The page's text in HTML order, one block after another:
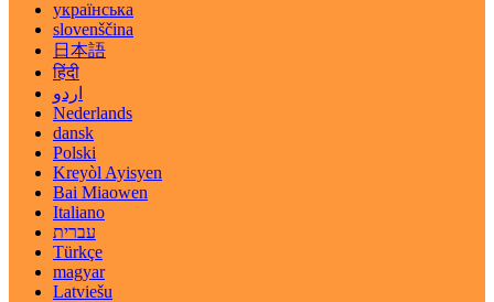
українська
slovenščina
日本語
हिंदी
اردو
Nederlands
dansk
Polski
Kreyòl Ayisyen
Bai Miaowen
Italiano
עברית
Türkçe
magyar
Latviešu